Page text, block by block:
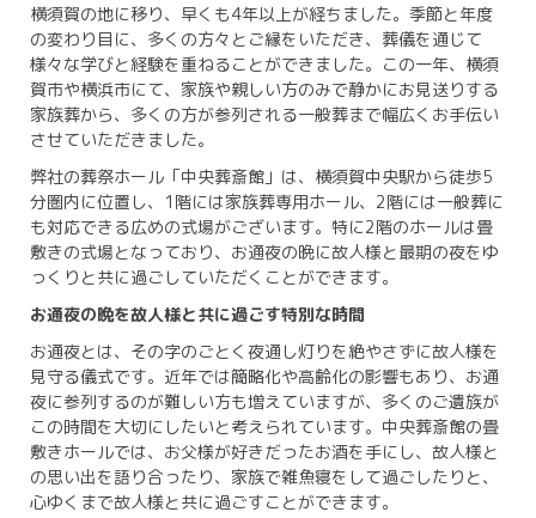
横須賀の地に移り、早くも4年以上が経ちました。季節と年度
の変わり目に、多くの方々とご縁をいただき、葬儀を通じて
様々な学びと経験を重ねることができました。この一年、横須
賀市や横浜市にて、家族や親しい方のみで静かにお見送りする
家族葬から、多くの方が参列される一般葬まで幅広くお手伝い
させていただきました。
弊社の葬祭ホール「中央葬斎館」は、横須賀中央駅から徒歩5
分圏内に位置し、1階には家族葬専用ホール、2階には一般葬に
も対応できる広めの式場がございます。特に2階のホールは畳
敷きの式場となっており、お通夜の晩に故人様と最期の夜をゆ
っくりと共に過ごしていただくことができます。
お通夜の晩を故人様と共に過ごす特別な時間
お通夜とは、その字のごとく夜通し灯りを絶やさずに故人様を
見守る儀式です。近年では簡略化や高齢化の影響もあり、お通
夜に参列するのが難しい方も増えていますが、多くのご遺族が
この時間を大切にしたいと考えられています。中央葬斎館の畳
敷きホールでは、お父様が好きだったお酒を手にし、故人様と
の思い出を語り合ったり、家族で雑魚寝をして過ごしたりと、
心ゆくまで故人様と共に過ごすことができます。